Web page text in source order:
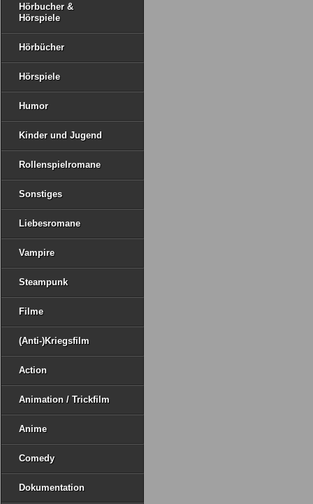
Hörbucher &
Hörspiele
Hörbücher
Hörspiele
Humor
Kinder und Jugend
Rollenspielromane
Sonstiges
Liebesromane
Vampire
Steampunk
Filme
(Anti-)Kriegsfilm
Action
Animation / Trickfilm
Anime
Comedy
Dokumentation